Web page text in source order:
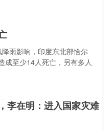
雨影响，印度东北部恰尔
成至少14人死亡，另有多人
李在明：进入国家灾难